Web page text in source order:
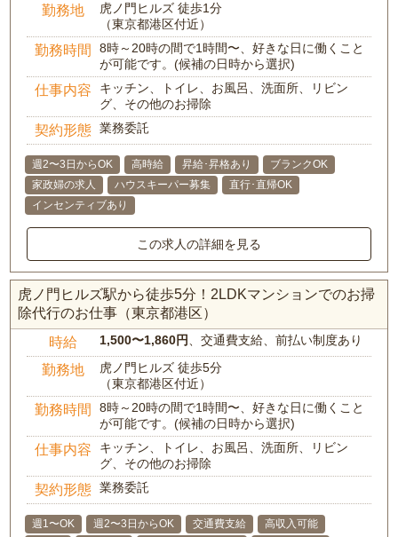
勤務地
虎ノ門ヒルズ 徒歩1分
（東京都港区付近）
勤務時間
8時～20時の間で1時間〜、好きな日に働くこと
が可能です。(候補の日時から選択)
仕事内容
キッチン、トイレ、お風呂、洗面所、リビン
グ、その他のお掃除
契約形態 業務委託
週2〜3日からOK 高時給 昇給･昇格あり
ブランクOK
家政婦の求人
ハウスキーパー募集
直行･直帰OK
インセンティブあり
この求人の詳細を見る
虎ノ門ヒルズ駅から徒歩5分！2LDKマンションでのお掃
除代行のお仕事（東京都港区）
時給 1,500〜1,860円、交通費支給、前払い制度あり
勤務地
虎ノ門ヒルズ 徒歩5分
（東京都港区付近）
勤務時間
8時～20時の間で1時間〜、好きな日に働くこと
が可能です。(候補の日時から選択)
仕事内容
キッチン、トイレ、お風呂、洗面所、リビン
グ、その他のお掃除
契約形態 業務委託
週1〜OK 週2〜3日からOK 交通費支給
高収入可能